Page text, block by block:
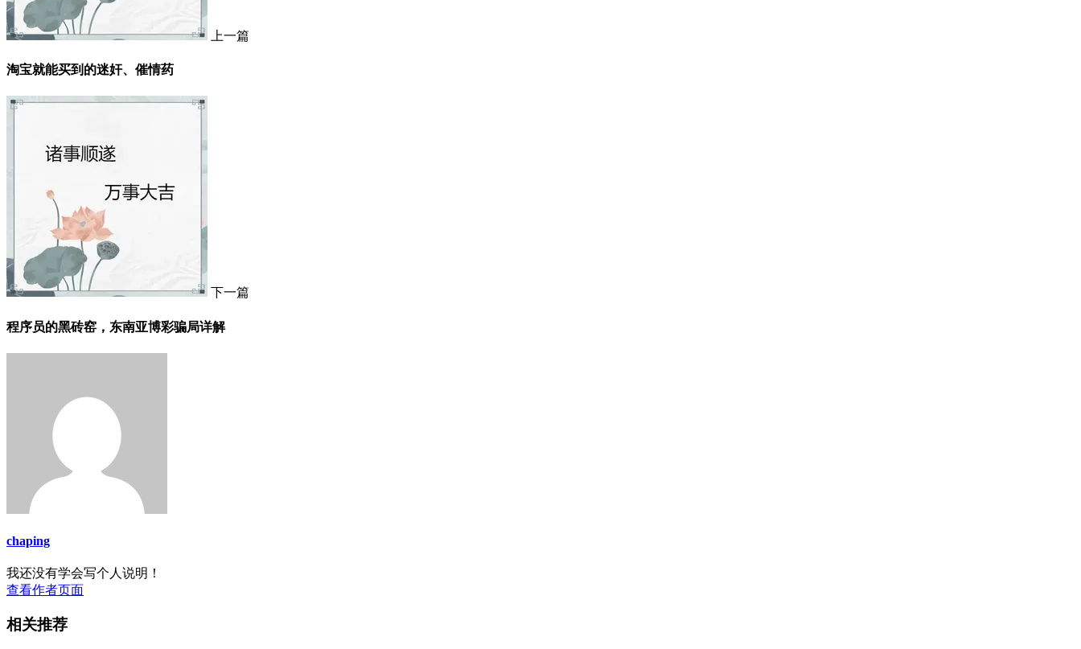
上一篇
淘宝就能买到的迷奸、催情药
下一篇
程序员的黑砖窑，东南亚博彩骗局详解
chaping
我还没有学会写个人说明！
查看作者页面
相关推荐